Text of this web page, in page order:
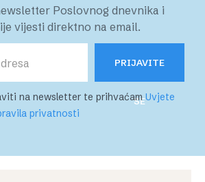
Poslovnog dnevnika i
vijesti direktno na email.
PRIJAVITE
SE
na newsletter te prihvaćamUvjete
privatnosti